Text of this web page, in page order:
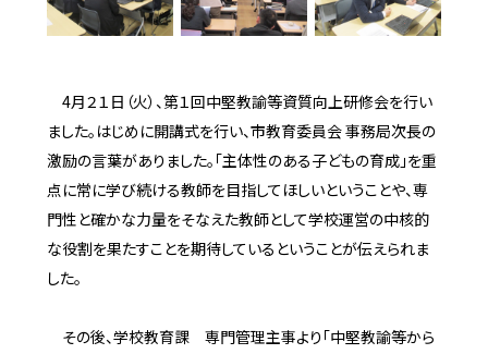
4月２１日（火）、第１回中堅教諭等資質向上研修会を行い
ました。はじめに開講式を行い、市教育委員会 事務局次長の
激励の言葉がありました。「主体性のある子どもの育成」を重
点に常に学び続ける教師を目指してほしいということや、専
門性と確かな力量をそなえた教師として学校運営の中核的
な役割を果たすことを期待しているということが伝えられま
した。
その後、学校教育課 専門管理主事より「中堅教諭等から